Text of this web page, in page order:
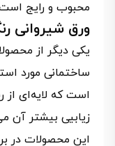
محبوب و رایج
ورق شیروانی
یکی دیگر از
ساختمانی مورد
است که لایه‌ای از
زیابیی بیشتر آن
این محصولات در